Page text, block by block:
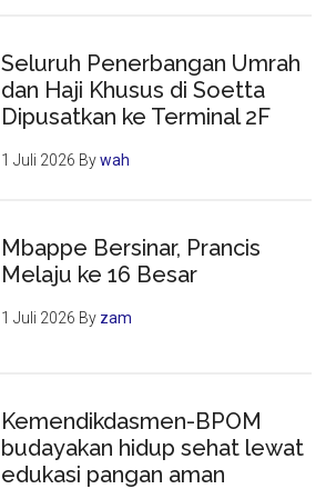
Seluruh Penerbangan Umrah
dan Haji Khusus di Soetta
Dipusatkan ke Terminal 2F
1 Juli 2026 Bywah
Mbappe Bersinar, Prancis
Melaju ke 16 Besar
1 Juli 2026 By zam
Kemendikdasmen-BPOM
budayakan hidup sehat lewat
edukasi pangan aman